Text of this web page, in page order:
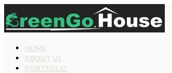
HOME
ABOUT US
PORTFOLIO